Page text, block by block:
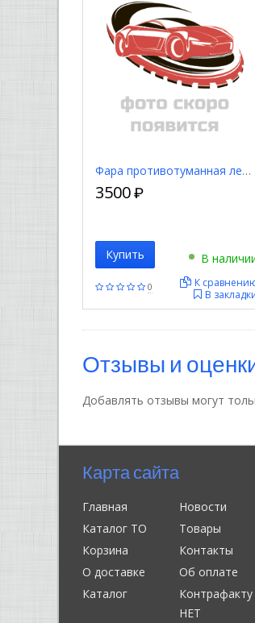
Фара противотуманная левая (Уценка) 81221AA011
0
3500₽
В
В
К
Купить
Отзывы и
Добавлять отзывы могут
Карта сайта
Главная Новости
Каталог ТО
Товары
Корзина
Контакты
О доставке
Об оплате
Каталог
Контрафакту
НЕТ